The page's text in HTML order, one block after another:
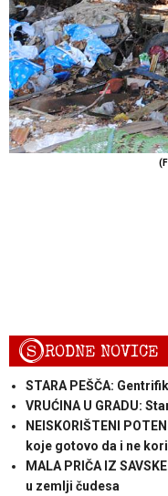
SRODNE NOVICE
STARA PEŠČA:
VRUĆINA U GRADU:
NEISKORIŠTENI
koje gotovo da i ne
MALA PRIČA IZ
u zemlji čudesa